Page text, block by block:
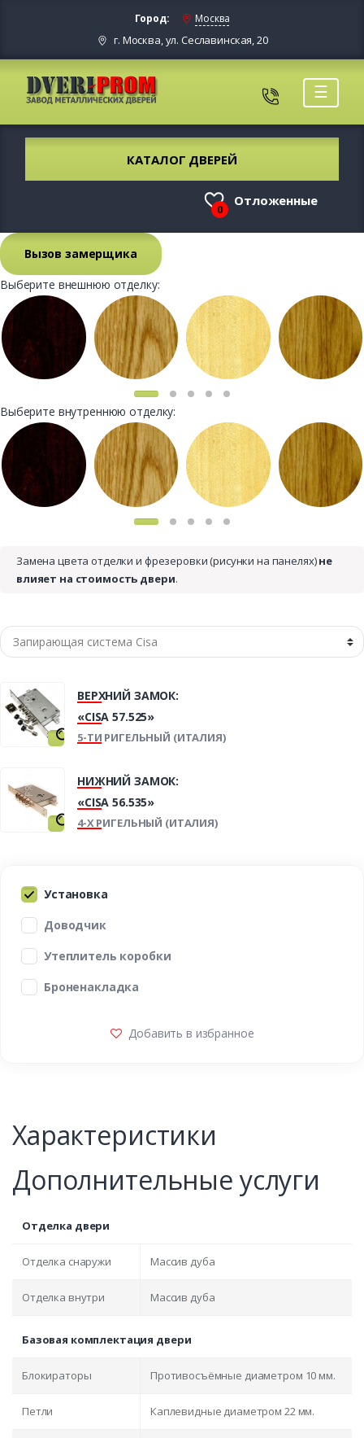
Город: Москва
г. Москва, ул. Сеславинская, 20
☰
КАТАЛОГ ДВЕРЕЙ
0
Отложенные
Вызов замерщика
Выберите внешнюю отделку:
Выберите внутреннюю отделку:
Замена цвета отделки и фрезеровки (рисунки на панелях)не
влияет на стоимость двери.
ВЕРХНИЙ ЗАМОК:
«CISA 57.525»
5-ТИ РИГЕЛЬНЫЙ (ИТАЛИЯ)
НИЖНИЙ ЗАМОК:
«CISA 56.535»
4-Х РИГЕЛЬНЫЙ (ИТАЛИЯ)
Установка
Доводчик
Утеплитель коробки
Броненакладка
Добавить в избранное
Характеристики
Дополнительные услуги
Отделка двери
Отделка снаружи Массив дуба
Отделка внутри Массив дуба
Базовая комплектация двери
Блокираторы Противосъёмные диаметром 10 мм.
Петли Каплевидные диаметром 22 мм.